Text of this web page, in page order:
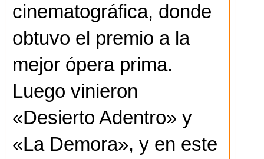
cinematográfica, donde
obtuvo el premio a la
mejor ópera prima.
Luego vinieron
«Desierto Adentro» y
«La Demora», y en este